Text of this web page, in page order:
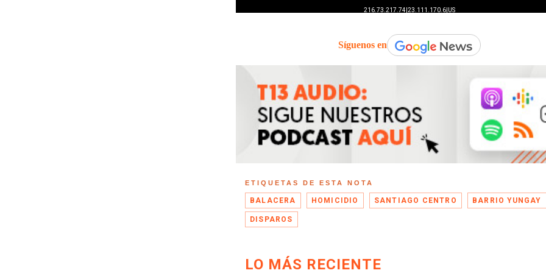
Síguenos en
ETIQUETAS DE ESTA NOTA
BALACERA HOMICIDIO SANTIAGO CENTRO BARRIO YUNGAY
DISPAROS
LO MÁS RECIENTE